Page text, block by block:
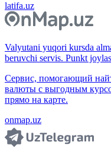
latifa.uz
Valyutani yuqori kursda
beruvchi servis. Punkt
Сервис, помогающий
валюты с выгодным
прямо на карте.
onmap.uz